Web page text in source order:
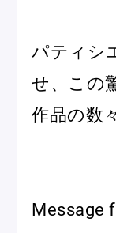
国内
パティシ
せ、この
作品の数
Message